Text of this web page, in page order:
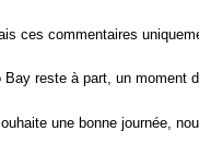
ces commentaires
Bay reste à part, un moment
une bonne journée,